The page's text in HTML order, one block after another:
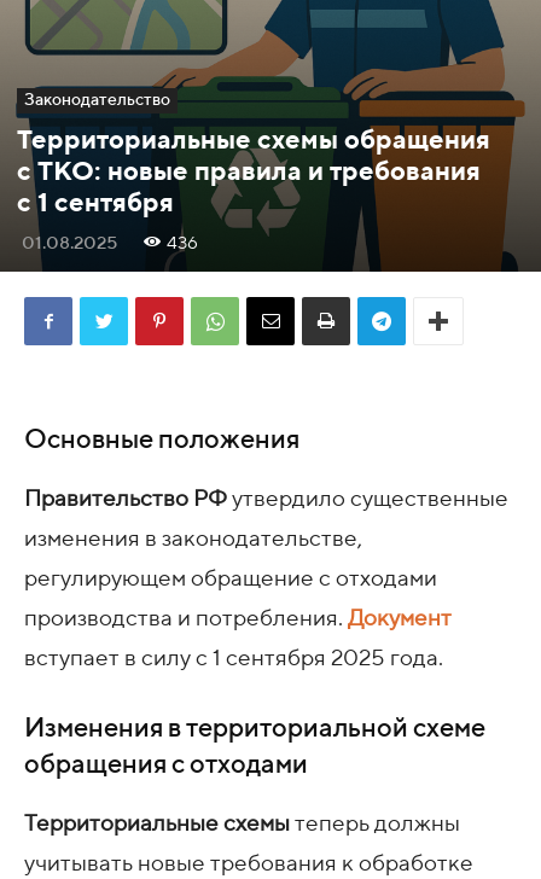
Законодательство
Территориальные схемы обращения
с ТКО: новые правила и требования
с 1 сентября
01.08.2025 436
Основные положения
Правительство РФ утвердило существенные
изменения в законодательстве,
регулирующем обращение с отходами
производства и потребления. Документ
вступает в силу с 1 сентября 2025 года.
Изменения в территориальной схеме
обращения с отходами
Территориальные схемы теперь должны
учитывать новые требования к обработке